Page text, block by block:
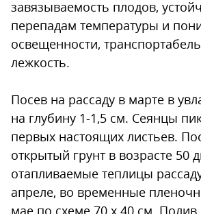
завязываемость плодов,
перепадам температуры и
освещенности,
лежкость.
Посев на рассаду в марте в
на глубину 1-1,5 см. Сеянцы
первых настоящих листьев.
открытый грунт в возрасте 50
отапливаемые теплицы
апреле, во временные
мае по схеме 70 x 40 см. Полив